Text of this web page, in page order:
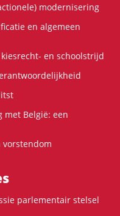
modernisering
en algemeen
en schoolstrijd
met België: een
vorstendom
parlementair stelsel